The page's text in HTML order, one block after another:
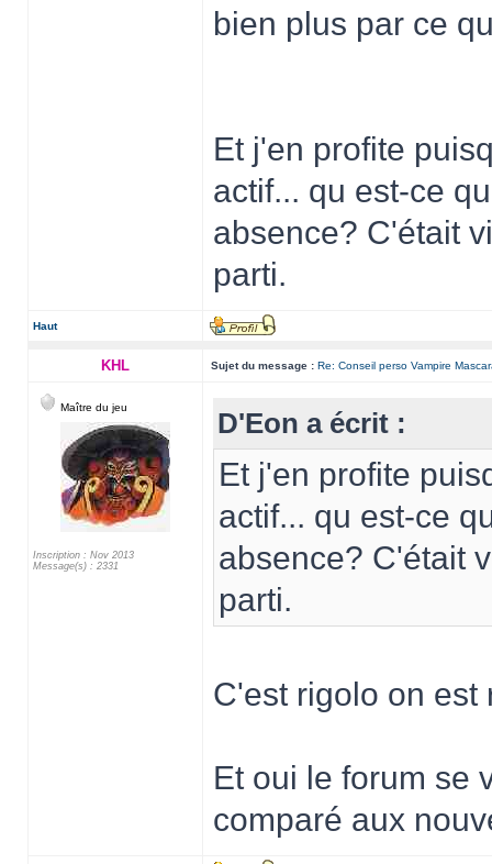
bien plus par ce
Et j'en profite
actif... qu est-ce
absence? C'était
parti.
Haut
KHL Sujet du message : Re: Conseil perso Vampire
Maître du jeu
Inscription : Nov 2013
Message(s) : 2331
D'Eon a écrit :
Et j'en profite
actif... qu est-ce
absence? C'était
parti.
C'est rigolo on
Et oui le forum se
comparé aux